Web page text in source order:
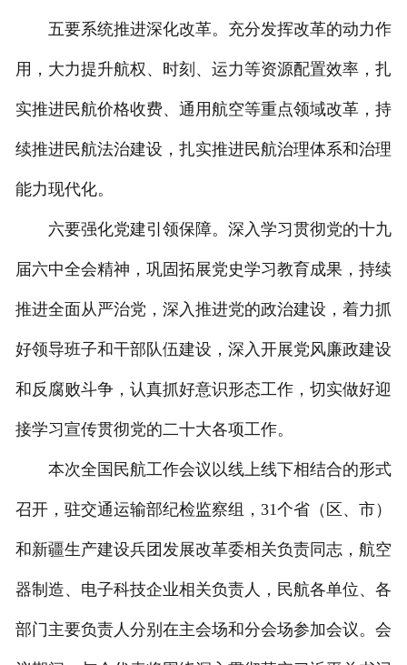
五要系统推进深化改革。充分发挥改革的动力作
用，大力提升航权、时刻、运力等资源配置效率，扎
实推进民航价格收费、通用航空等重点领域改革，持
续推进民航法治建设，扎实推进民航治理体系和治理
能力现代化。
六要强化党建引领保障。深入学习贯彻党的十九
届六中全会精神，巩固拓展党史学习教育成果，持续
推进全面从严治党，深入推进党的政治建设，着力抓
好领导班子和干部队伍建设，深入开展党风廉政建设
和反腐败斗争，认真抓好意识形态工作，切实做好迎
接学习宣传贯彻党的二十大各项工作。
本次全国民航工作会议以线上线下相结合的形式
召开，驻交通运输部纪检监察组，31个省（区、市）
和新疆生产建设兵团发展改革委相关负责同志，航空
器制造、电子科技企业相关负责人，民航各单位、各
部门主要负责人分别在主会场和分会场参加会议。会